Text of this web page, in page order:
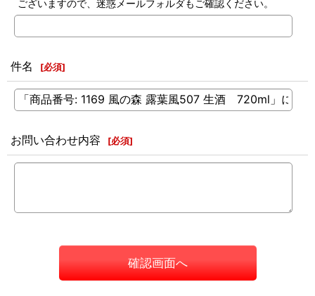
ございますので、迷惑メールフォルダもご確認ください。
件名 [必須]
お問い合わせ内容 [必須]
確認画面へ